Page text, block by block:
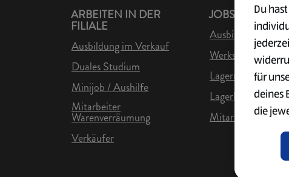
ARBEITEN IN DER
FILIALE
Ausbildung im Verkauf
Duales Studium
Minijob / Aushilfe
Mitarbeiter
Warenverräumung
Verkäufer
JOBS IM LAGER
Ausbildung in der
Werkstudent
Lagermitarbeiter
Lagerhelfer
Mitarbeiter
Du
für
deines
die